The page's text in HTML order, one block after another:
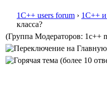
1С++ users forum › 1С++
класса?
(Группа Модераторов: 1c++